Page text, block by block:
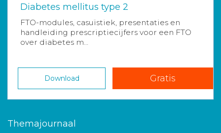
Diabetes mellitus type 2
FTO-modules, casuïstiek, presentaties en
handleiding prescriptiecijfers voor een FTO
over diabetes m...
Download Gratis
Themajournaal